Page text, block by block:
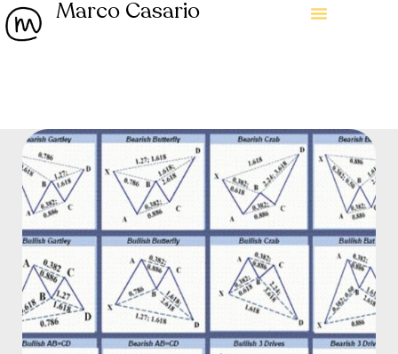
Marco Casario